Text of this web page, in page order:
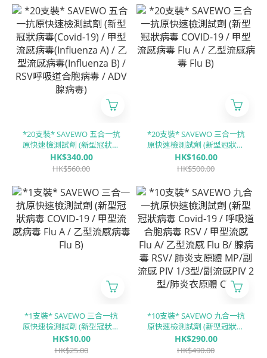
體 (MP) / 合胞病毒 (RSV) / 腺
病毒 (ADV) / 副流感1/3型
(PIV 1/3) / 副流感2型 (PIV 2) /
甲型流感 (Flu A) / ⼄型流感
(Flu B)
立包裝/盒)
*20支裝* SAVEWO 五合一抗
原快速檢測試劑 (新型冠狀病
毒(Covid-19) / 甲型流感病毒
(Influenza A) / 乙型流感病毒
胞病毒 / ADV腺病毒)
HK$340.00
HK$560.00
*20支裝* SAVEWO 三合一抗
原快速檢測試劑 (新型冠狀病
毒 COVID-19 / 甲型流感病毒
Flu A / 乙型流感病毒 Flu B)
HK$160.00
HK$500.00
*1支裝* SAVEWO 三合一抗
原快速檢測試劑 (新型冠狀病
毒 COVID-19 / 甲型流感病毒
Flu A / 乙型流感病毒 Flu B)
HK$10.00
HK$25.00
*10支裝* SAVEWO 九合一抗
原快速檢測試劑 (新型冠狀病
毒 Covid-19 / 呼吸道合胞病
毒 RSV / 甲型流感 Flu A/ ⼄型
HK$290.00
HK$490.00